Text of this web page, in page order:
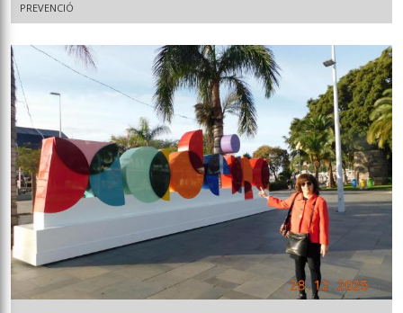
PREVENCIÓ